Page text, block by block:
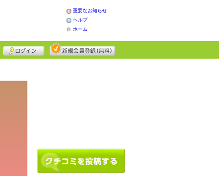
重要なお知らせ
ヘルプ
ホーム